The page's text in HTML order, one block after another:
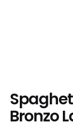
Bronzo